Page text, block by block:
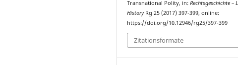
Transnational Polity, in: Rechtsgeschichte –
HistoryRg 25 (2017) 397-399, online:
https://doi.org/10.12946/rg25/397-399
Zitationsformate